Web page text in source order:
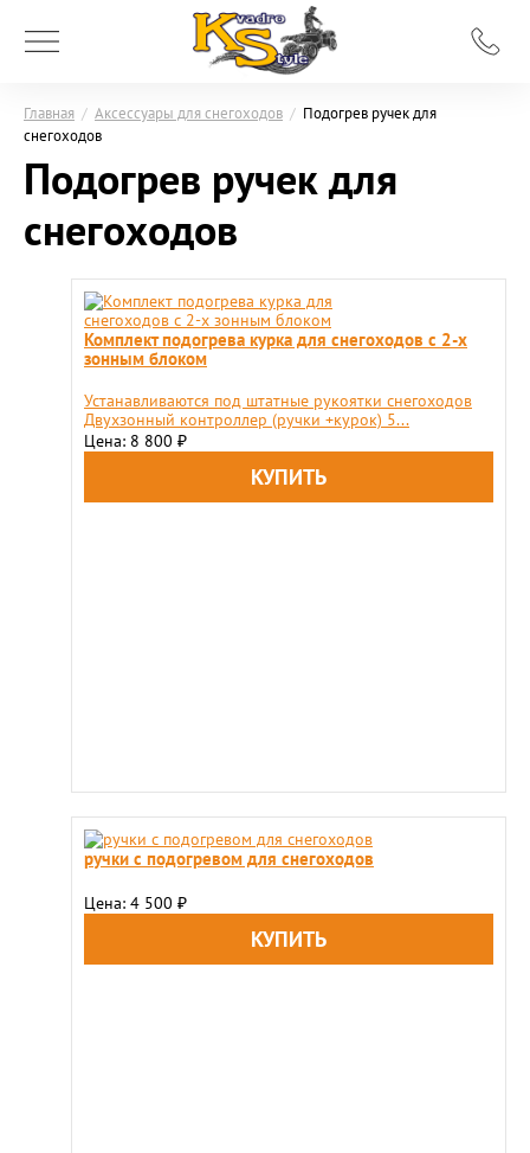
Главная / Аксессуары для снегоходов / Подогрев ручек для
снегоходов
Подогрев ручек для
снегоходов
Комплект подогрева курка для снегоходов с 2-x
зонным блоком
Устанавливаются под штатные рукоятки снегоходов
Двухзонный контроллер (ручки +курок) 5...
Цена: 8 800 ₽
ручки с подогревом для снегоходов
Цена: 4 500 ₽